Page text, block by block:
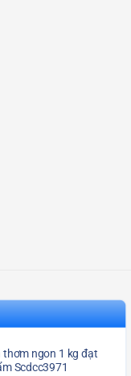
thơm ngon 1 kg đạt
Scdcc3971